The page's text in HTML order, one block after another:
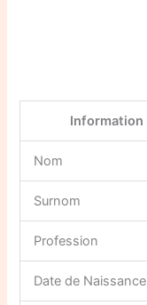
Information
Nom
Surnom
Profession
Date de Naissance